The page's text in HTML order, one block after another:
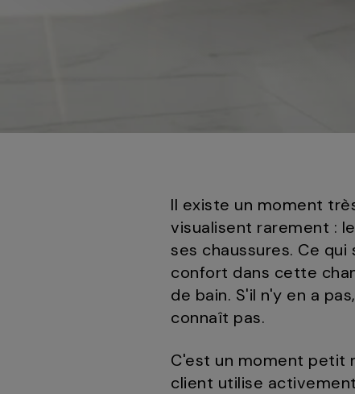
Il existe un moment
visualisent rarement :
ses chaussures. Ce
confort dans cette
de bain. S'il n'y en a
connaît pas.
C'est un moment petit
client utilise